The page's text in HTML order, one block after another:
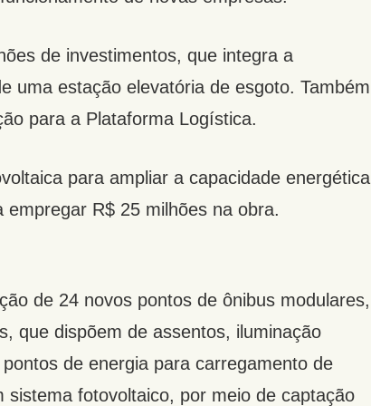
de investimentos, que integra a
uma estação elevatória de esgoto. Também
para a Plataforma Logística.
para ampliar a capacidade energética
R$ 25 milhões na obra.
de 24 novos pontos de ônibus modulares,
que dispõem de assentos, iluminação
de energia para carregamento de
sistema fotovoltaico, por meio de captação